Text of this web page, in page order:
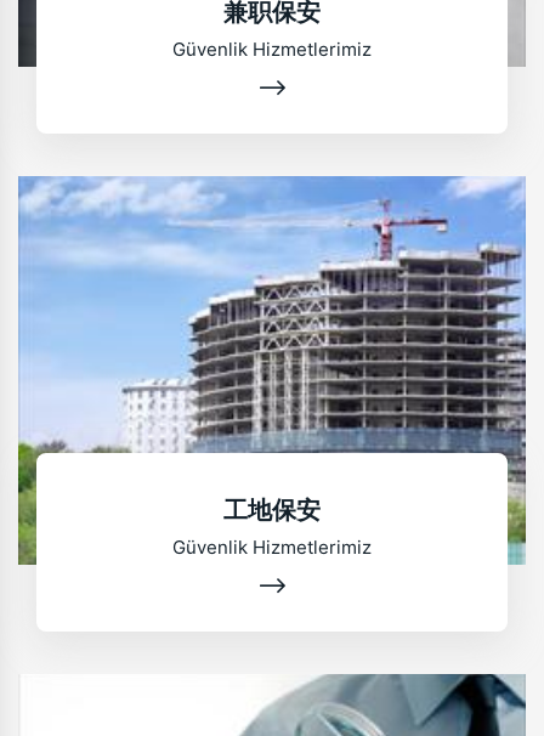
兼职保安
Güvenlik Hizmetlerimiz
工地保安
Güvenlik Hizmetlerimiz